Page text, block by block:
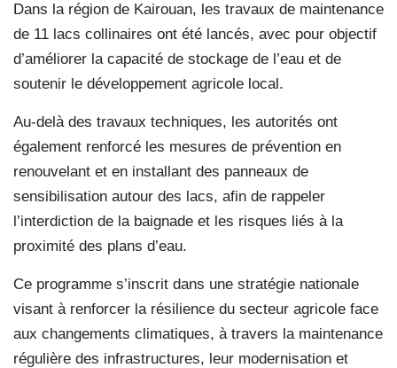
Dans la région de Kairouan, les travaux de maintenance
de 11 lacs collinaires ont été lancés, avec pour objectif
d’améliorer la capacité de stockage de l’eau et de
soutenir le développement agricole local.
Au-delà des travaux techniques, les autorités ont
également renforcé les mesures de prévention en
renouvelant et en installant des panneaux de
sensibilisation autour des lacs, afin de rappeler
l’interdiction de la baignade et les risques liés à la
proximité des plans d’eau.
Ce programme s’inscrit dans une stratégie nationale
visant à renforcer la résilience du secteur agricole face
aux changements climatiques, à travers la maintenance
régulière des infrastructures, leur modernisation et